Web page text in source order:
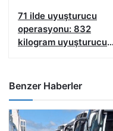
71 ilde uyuşturucu
operasyonu: 832
kilogram uyuşturucu
Benzer Haberler